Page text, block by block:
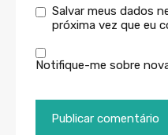
Salvar meus dados
próxima vez que eu
Notifique-me sobre